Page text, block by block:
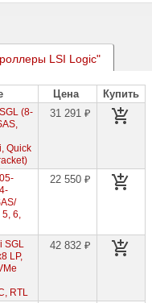
LSI Logic"
Цена
Купить
(8-
Quick
31 291 ₽
5, 6,
22 550 ₽
SGL
LP,
RTL
42 832 ₽